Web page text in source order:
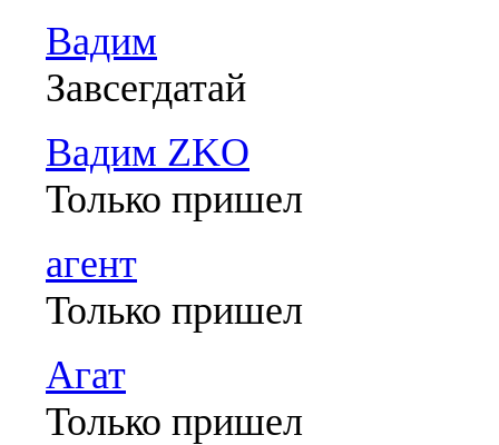
Вадим
Завсегдатай
Вадим ZKO
Только пришел
агент
Только пришел
Агат
Только пришел